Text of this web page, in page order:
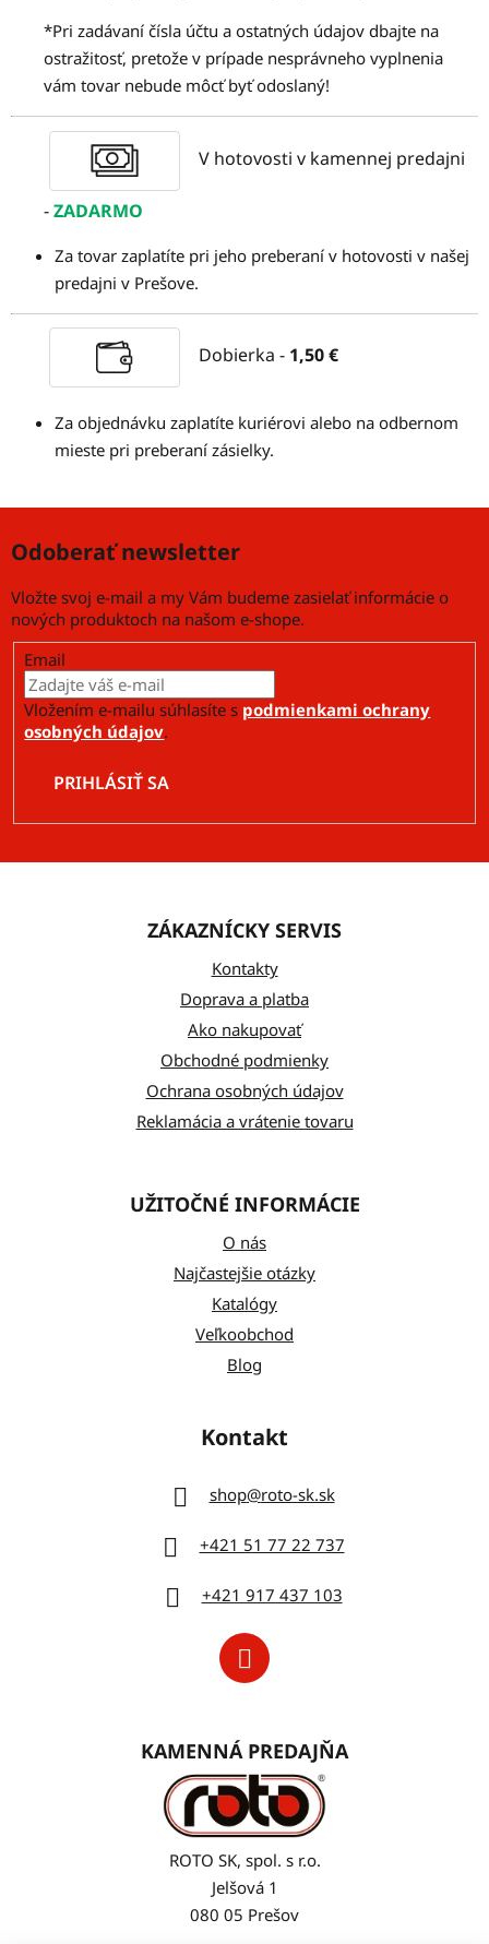
*Pri zadávaní čísla účtu a ostatných údajov dbajte na
ostražitosť, pretože v prípade nesprávneho vyplnenia
vám tovar nebude môcť byť odoslaný!
V hotovosti v kamennej predajni
-ZADARMO
Za tovar zaplatíte pri jeho preberaní v hotovosti v našej
predajni v Prešove.
Dobierka - 1,50 €
Za objednávku zaplatíte kuriérovi alebo na odbernom
mieste pri preberaní zásielky.
Odoberať newsletter
Vložte svoj e-mail a my Vám budeme zasielať informácie o
nových produktoch na našom e-shope.
Email
Vložením e-mailu súhlasíte s podmienkami ochrany
osobných údajov.
PRIHLÁSIŤ SA
ZÁKAZNÍCKY SERVIS
Kontakty
Doprava a platba
Ako nakupovať
Obchodné podmienky
Ochrana osobných údajov
Reklamácia a vrátenie tovaru
UŽITOČNÉ INFORMÁCIE
O nás
Najčastejšie otázky
Katalógy
Veľkoobchod
Blog
Kontakt
shop@roto-sk.sk
+421 51 77 22 737
+421 917 437 103
KAMENNÁ PREDAJŇA
ROTO SK, spol. s r.o.
Jelšová 1
080 05 Prešov